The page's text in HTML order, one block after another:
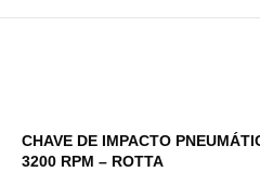
CHAVE DE IMPACTO
3200 RPM – ROTTA